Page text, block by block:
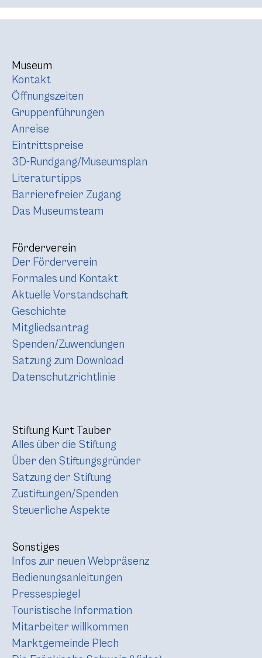
Museum
Kontakt
Öffnungszeiten
Gruppenführungen
Anreise
Eintrittspreise
3D-Rundgang/Museumsplan
Literaturtipps
Barrierefreier Zugang
Das Museumsteam
Förderverein
Der Förderverein
Formales und Kontakt
Aktuelle Vorstandschaft
Geschichte
Mitgliedsantrag
Spenden/Zuwendungen
Satzung zum Download
Datenschutzrichtlinie
Stiftung Kurt Tauber
Alles über die Stiftung
Über den Stiftungsgründer
Satzung der Stiftung
Zustiftungen/Spenden
Steuerliche Aspekte
Sonstiges
Infos zur neuen Webpräsenz
Bedienungsanleitungen
Pressespiegel
Touristische Information
Mitarbeiter willkommen
Marktgemeinde Plech